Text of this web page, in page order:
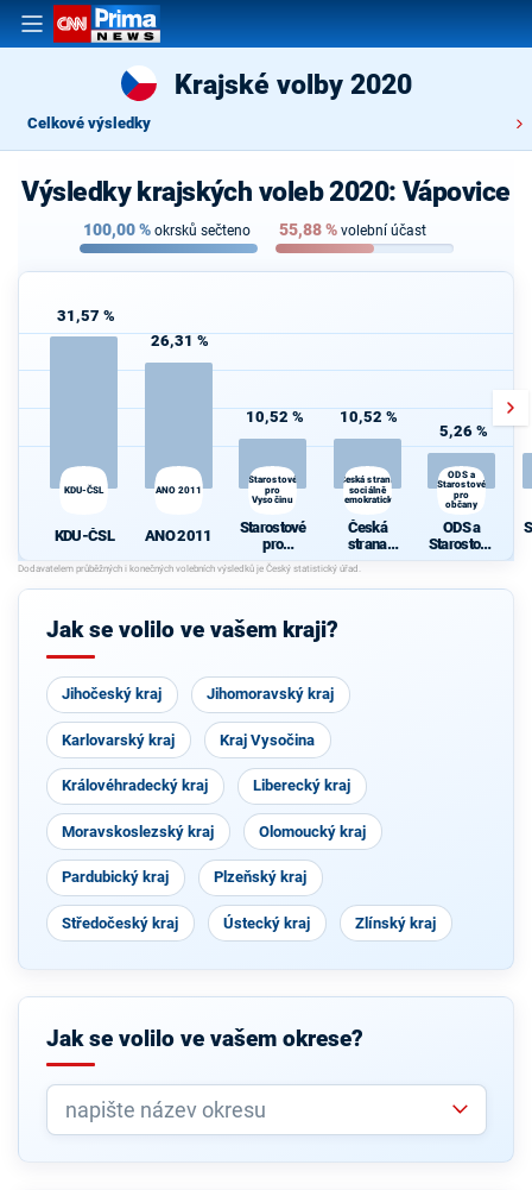
Krajské volby 2020
Celkové výsledky
Výsledky krajských voleb 2020: Vápovice
100,00% okrsků sečteno 55,88% volební účast
31,57 %
KDU-ČSL
KDU-ČSL
26,31 %
ANO 2011
ANO 2011
10,52 %
Starostové
pro
Vysočinu
Starostové
pro
Vysočinu
10,52 %
Česká strana
sociálně
demokratická
Česká
strana
sociálně
demokrati
cká
5,26 %
ODS a
Starostové
pro
občany
ODS a
Starostové
pro občany
Jak se volilo ve vašem kraji?
Jihočeský kraj Jihomoravský kraj
Karlovarský kraj Kraj Vysočina
Královéhradecký kraj Liberecký kraj
Moravskoslezský kraj Olomoucký kraj
Pardubický kraj Plzeňský kraj
Středočeský kraj Ústecký kraj Zlínský kraj
Jak se volilo ve vašem okrese?